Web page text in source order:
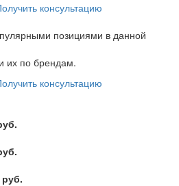
консультацию
позициями в данной
их по брендам.
консультацию
руб.